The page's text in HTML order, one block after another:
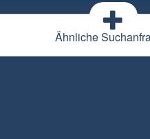
Ähnliche